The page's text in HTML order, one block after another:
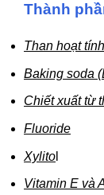
Thành
Than hoạt tính
Baking soda
Chiết xuất từ
Fluoride
Xylito
Vitamin E và